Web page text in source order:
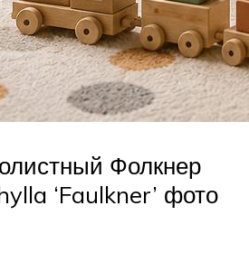
Фолкнер
‘Faulkner’ фото